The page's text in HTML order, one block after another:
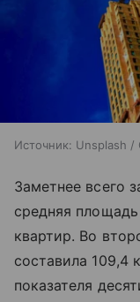
Источник: Unsplash /
Заметнее всего
средняя
квартир. Во
составила 109,4
показателя